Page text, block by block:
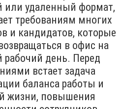
или удаленный формат,
требованиям многих
и кандидатов, которые
в офис на
день. Перед
встает задача
баланса работы и
жизни, повышения